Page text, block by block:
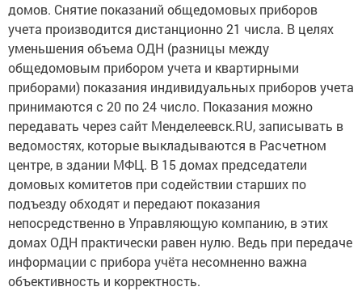
домов. Снятие показаний общедомовых приборов
учета производится дистанционно 21 числа. В целях
уменьшения объема ОДН (разницы между
общедомовым прибором учета и квартирными
приборами) показания индивидуальных приборов учета
принимаются с 20 по 24 число. Показания можно
передавать через сайт Менделеевск.RU, записывать в
ведомостях, которые выкладываются в Расчетном
центре, в здании МФЦ. В 15 домах председатели
домовых комитетов при содействии старших по
подъезду обходят и передают показания
непосредственно в Управляющую компанию, в этих
домах ОДН практически равен нулю. Ведь при передаче
информации с прибора учёта несомненно важна
объективность и корректность.